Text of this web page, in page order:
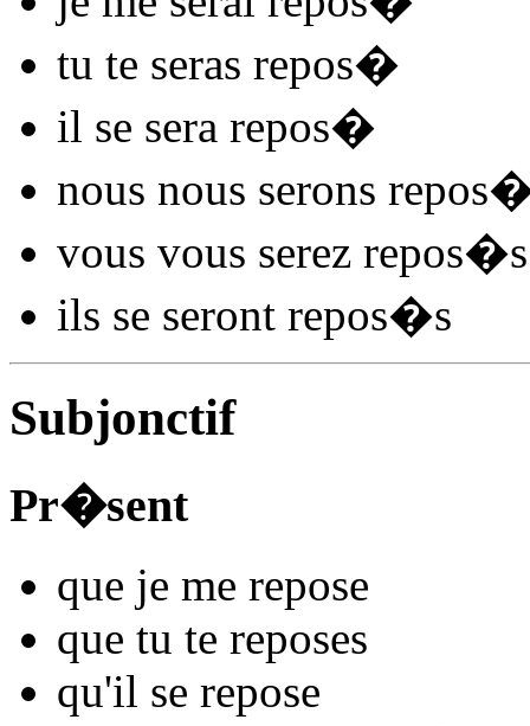
tu te seras repos�
il se sera repos�
nous nous serons repos
vous vous serez repos�s
ils se seront repos�s
Subjonctif
Pr�sent
que je me repose
que tu te reposes
qu'il se repose